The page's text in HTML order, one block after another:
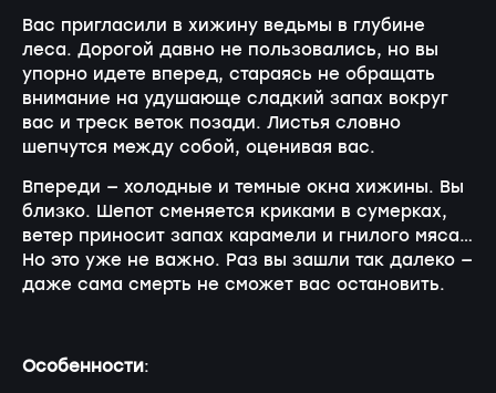
Вас пригласили в хижину ведьмы в глубине
леса. Дорогой давно не пользовались, но вы
упорно идете вперед, стараясь не обращать
внимание на удушающе сладкий запах вокруг
вас и треск веток позади. Листья словно
шепчутся между собой, оценивая вас.
Впереди — холодные и темные окна хижины. Вы
близко. Шепот сменяется криками в сумерках,
ветер приносит запах карамели и гнилого мяса…
Но это уже не важно. Раз вы зашли так далеко —
даже сама смерть не сможет вас остановить.
Особенности: